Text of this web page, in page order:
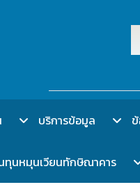
บริการข้อมูล ข้อ
ทุนหมุนเวียนทักษิณาคาร